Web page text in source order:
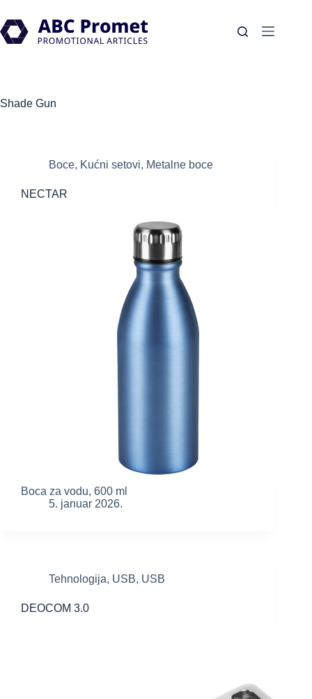
to
content
Shade Gun
Boce, Kućni setovi, Metalne boce
NECTAR
Boca za vodu, 600 ml
5. januar 2026.
Tehnologija, USB, USB
DEOCOM 3.0